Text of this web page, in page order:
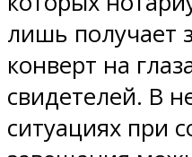
лишь получает
конверт на
свидетелей. В
ситуациях при